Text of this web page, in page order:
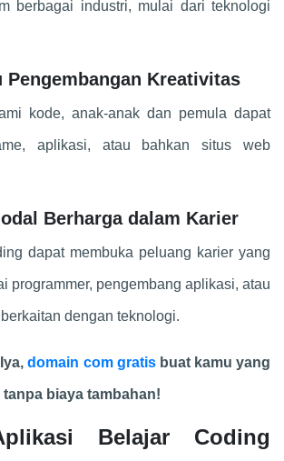
berbagai industri, mulai dari teknologi
Pengembangan Kreativitas
kode, anak-anak dan pemula dapat
aplikasi, atau bahkan situs web
Berharga dalam Karier
dapat membuka peluang karier yang
programmer, pengembang aplikasi, atau
dengan teknologi.
domain com gratisbuat kamu yang
biaya tambahan!
Belajar Coding